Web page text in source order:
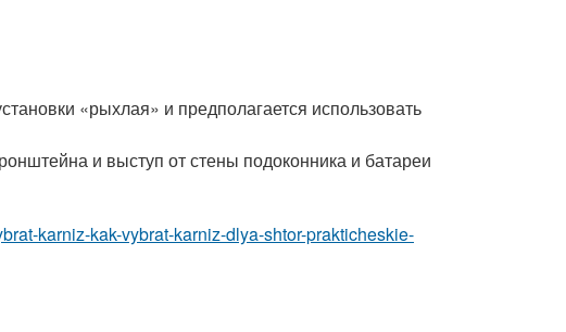
«рыхлая» и предполагается использовать
и выступ от стены подоконника и батареи
karniz-kak-vybrat-karniz-dlya-shtor-prakticheskie-